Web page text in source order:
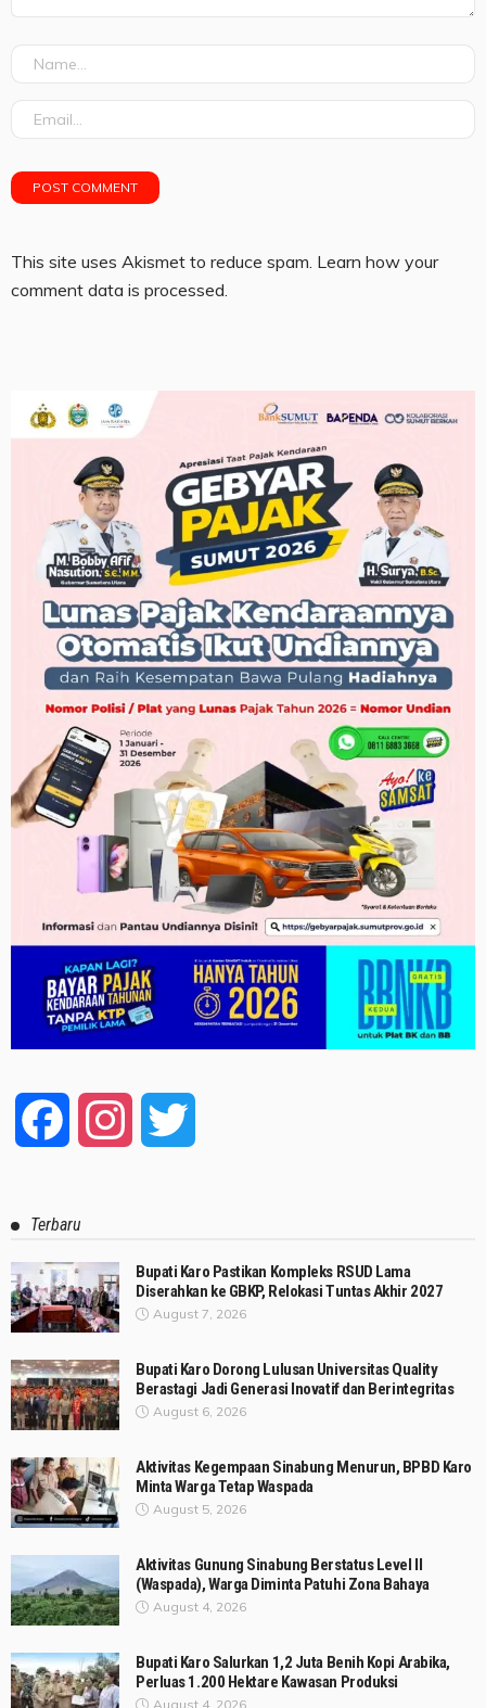
This site uses Akismet to reduce spam. Learn how your
comment data is processed.
Facebook Instagram
Terbaru
Bupati Karo Pastikan Kompleks RSUD Lama
Diserahkan ke GBKP, Relokasi Tuntas Akhir 2027
August 7, 2026
Bupati Karo Dorong Lulusan Universitas Quality
Berastagi Jadi Generasi Inovatif dan Berintegritas
August 6, 2026
Aktivitas Kegempaan Sinabung Menurun, BPBD Karo
Minta Warga Tetap Waspada
August 5, 2026
Aktivitas Gunung Sinabung Berstatus Level II
(Waspada), Warga Diminta Patuhi Zona Bahaya
August 4, 2026
Bupati Karo Salurkan 1,2 Juta Benih Kopi Arabika,
Perluas 1.200 Hektare Kawasan Produksi
August 4, 2026